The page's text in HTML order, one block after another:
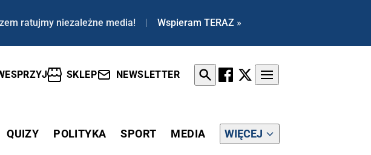
ratujmy niezależne media! | Wspieram TERAZ »
SKLEP NEWSLETTER
QUIZY POLITYKA SPORT MEDIA WIĘCEJ